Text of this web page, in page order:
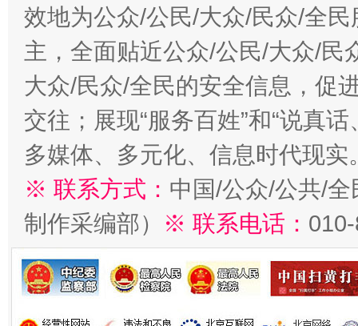
效地为公众/公民/大众/民众/全
主，全面贴近公众/公民/大众/民
大众/民众/全民的安全信息，促
交往；展现“服务百姓”和“说真
多媒体、多元化、信息时代现实
※ 联系方式： 中国/公众/公共/
制作采编部）
※ 联系电话：